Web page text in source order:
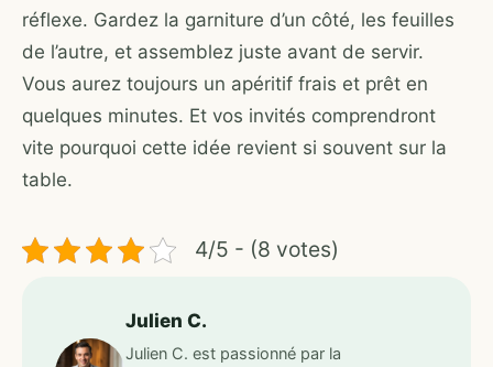
réflexe. Gardez la garniture d’un côté, les feuilles
de l’autre, et assemblez juste avant de servir.
Vous aurez toujours un apéritif frais et prêt en
quelques minutes. Et vos invités comprendront
vite pourquoi cette idée revient si souvent sur la
table.
4/5 - (8 votes)
Julien C.
Julien C. est passionné par la